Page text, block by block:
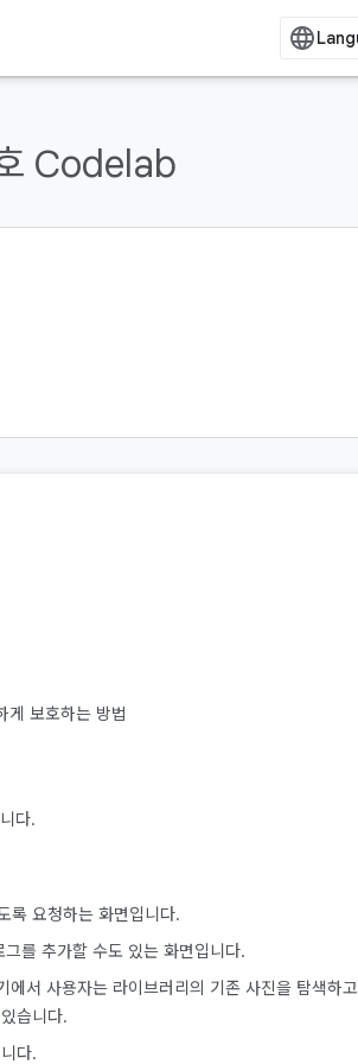
Codelab
게 보호하는 방법
다.
록 요청하는 화면입니다.
를 추가할 수도 있는 화면입니다.
서 사용자는 라이브러리의 기존 사진을 탐색하고
습니다.
다.